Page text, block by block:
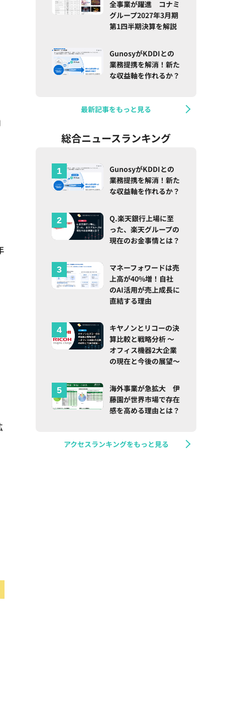
全事業が躍進 コナミ
グループ2027年3月期
第1四半期決算を解説
GunosyがKDDIとの
業務提携を解消！新た
な収益軸を作れるか？
最新記事をもっと見る
総合ニュースランキング
GunosyがKDDIとの
業務提携を解消！新た
な収益軸を作れるか？
Q.楽天銀行上場に至
った、楽天グループの
現在のお金事情とは？
マネーフォワードは売
上高が40%増！自社
のAI活用が売上成長に
直結する理由
キヤノンとリコーの決
算比較と戦略分析 ～
オフィス機器2大企業
の現在と今後の展望～
海外事業が急拡大 伊
藤園が世界市場で存在
感を高める理由とは？
アクセスランキングをもっと見る